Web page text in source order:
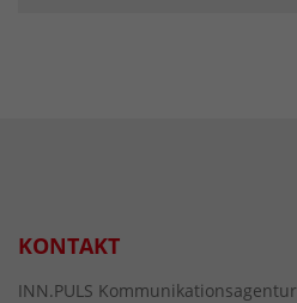
KONTAKT
INN.PULS Kommunikationsagentur